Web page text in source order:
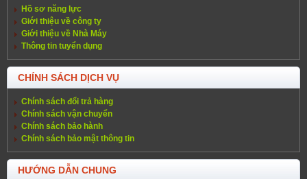
Hồ sơ năng lực
Giới thiệu về công ty
Giới thiệu về Nhà Máy
Thông tin tuyển dụng
CHÍNH SÁCH DỊCH VỤ
Chính sách đổi trả hàng
Chính sách vận chuyển
Chính sách bảo hành
Chính sách bảo mật thông tin
HƯỚNG DẪN CHUNG